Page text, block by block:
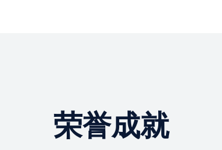
荣誉成就